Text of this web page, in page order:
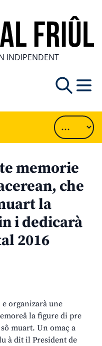
INDIPENDENT
memorie
che
la
i dedicarà
2016
organizarà une
la figure di pre
muart. Un omaç a
à dit il President de